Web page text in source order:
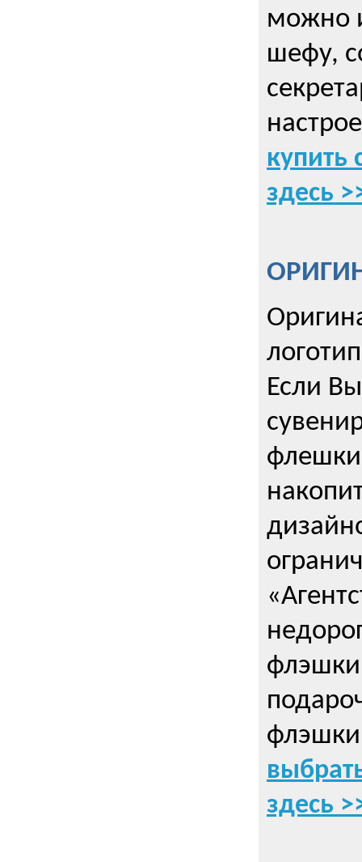
можно
шефу,
купить
здесь
Если
флэшки
здесь